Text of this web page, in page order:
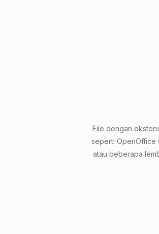
File dengan
seperti OpenOffice
atau beberapa